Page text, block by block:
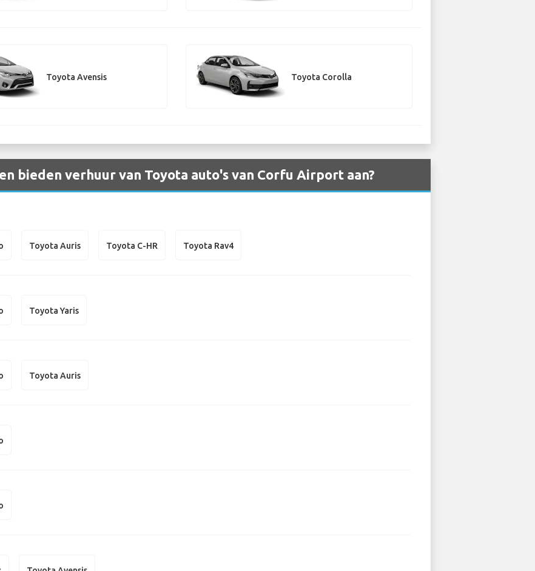
Toyota Avensis Toyota Corolla
bieden verhuur van Toyota auto's van Corfu Airport aan?
Toyota Auris Toyota C-HR Toyota Rav4
Toyota Yaris
Toyota Auris